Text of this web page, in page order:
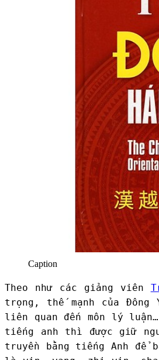
Caption
Theo như các giảng viên
trọng, thế mạnh của Đông
liên quan đến môn lý
tiếng anh thì được giữ
truyền bằng tiếng Anh để